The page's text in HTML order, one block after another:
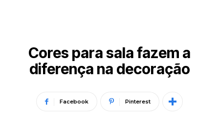
Cores para sala fazem a
diferença na decoração
Facebook Pinterest